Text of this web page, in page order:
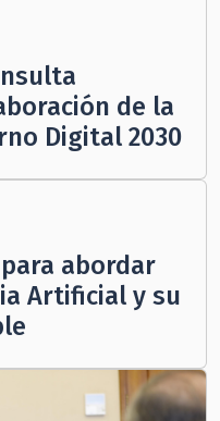
de la
Digital 2030
abordar
Artificial y su